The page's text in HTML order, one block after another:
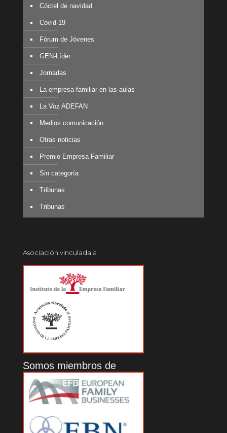
Cóctel de navidad
Covid-19
Fórum de Jóvenes
GEN-Líder
Jornadas
La empresa familiar en las aulas
La Voz ADEFAN
Medios comunicación
Otras noticias
Premio Empresa Familiar
Sin categoría
Tribunas
Tribunas
Asociación vinculada a
Somos miembros de